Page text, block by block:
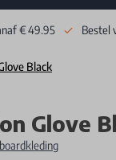
€ 49.95 Bestel
Black
Glove